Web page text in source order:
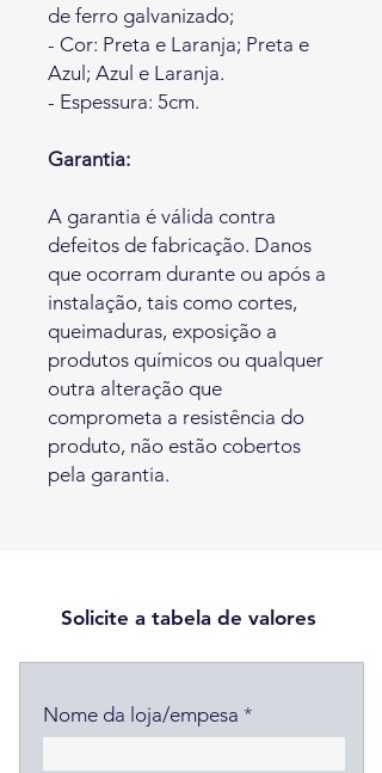
de ferro galvanizado;
- Cor: Preta e Laranja; Preta e
Azul; Azul e Laranja.
- Espessura: 5cm.
Garantia:
A garantia é válida contra
defeitos de fabricação. Danos
que ocorram durante ou após a
instalação, tais como cortes,
queimaduras, exposição a
produtos químicos ou qualquer
outra alteração que
comprometa a resistência do
produto, não estão cobertos
pela garantia.
Solicite a tabela de valores
Nome da loja/empesa